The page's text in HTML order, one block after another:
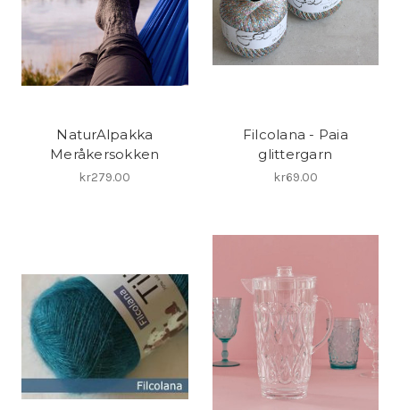
NaturAlpakka
Meråkersokken
kr279.00
Filcolana - Paia
glittergarn
kr69.00